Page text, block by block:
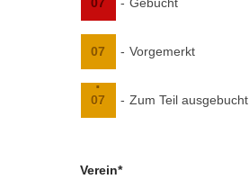
07 - Vorgemerkt
·
07 - Zum Teil ausgebucht
Verein*